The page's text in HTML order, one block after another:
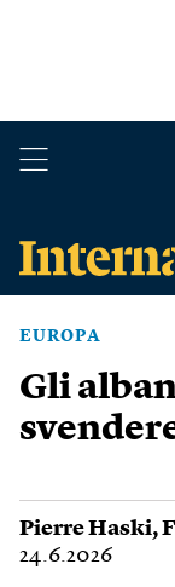
EUROPA
Gli
Pierre Haski,
24.6.2026